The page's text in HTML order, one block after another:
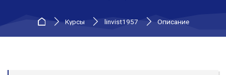
В начало
Курсы linvist1957 Описание